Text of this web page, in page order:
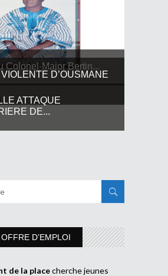
Colonel-Major Bertin...
D’OUSMANE
ATTAQUE
DE...
OFFRE D’EMPLOI
de la placecherche jeunes